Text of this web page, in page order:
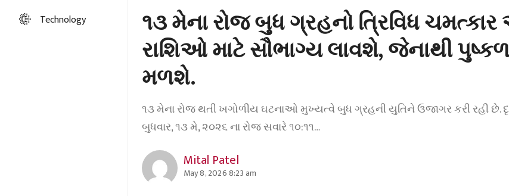
Technology
૧૩ મેના રોજ બુધ ગ્રહનો ત્રિવિધ
રાશિઓ માટે સૌભાગ્ય લાવશે, જેનાથી
મળશે.
૧૩ મેના રોજ થતી ખગોળીય ઘટનાઓ મુખ્યત્વે બુધ ગ્રહની યુતિને ઉજાગર કરી રહી
બુધવાર, ૧૩ મે, ૨૦૨૬ ના રોજ સવારે ૧૦:૧૧…
Mital Patel
May 8, 2026 8:23 am